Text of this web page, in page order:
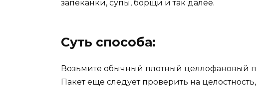
запеканки, супы, борщи и так далее.
Суть способа:
Возьмите обычный плотный целлофановый
Пакет еще следует проверить на